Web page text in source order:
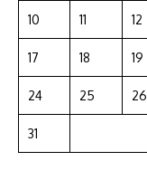
10 11 12
17 18 19
24 25 26
31